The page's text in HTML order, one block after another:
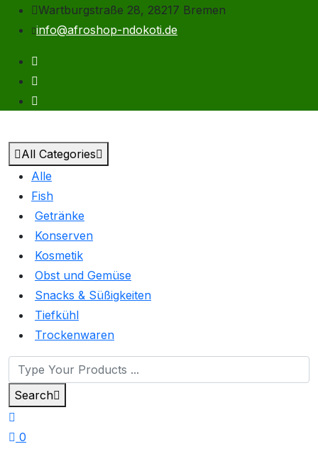
Wartburgstraße 28, 28217 Bremen
info@afroshop-ndokoti.de
All Categories
Alle
Fish
Getränke
Konserven
Kosmetik
Obst und Gemüse
Snacks & Süßigkeiten
Tiefkühl
Trockenwaren
Search
0